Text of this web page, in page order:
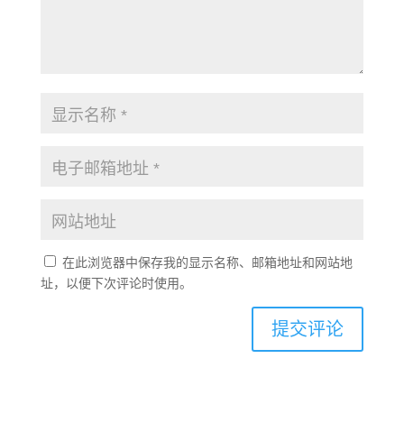
在此浏览器中保存我的显示名称、邮箱地址和网站地
址，以便下次评论时使用。